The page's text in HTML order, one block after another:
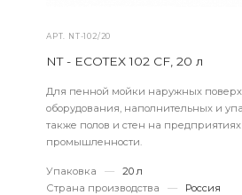
АРТ. NT-102/20
NT - ECOTEX 102 CF, 20 л
Для пенной мойки наружных
оборудования, наполнительных и
также полов и стен на
промышленности.
Упаковка —
20 л
Страна производства
— Россия